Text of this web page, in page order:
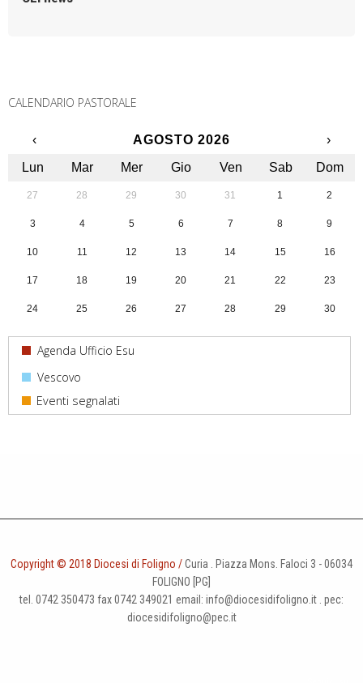
CALENDARIO PASTORALE
‹ AGOSTO 2026
›
Lun
Mar Mer Gio Ven Sab Dom
27 28 29 30 31 1 2
3 4 5 6 7 8 9
10 11 12 13 14 15 16
17 18 19 20 21 22 23
24 25 26 27 28 29 30
31 1 2 3 4 5 6
Agenda Ufficio Esu
Vescovo
Copyright © 2018 Diocesi di Foligno /Curia . Piazza Mons. Faloci 3 - 06034
FOLIGNO [PG]
tel. 0742 350473 fax 0742 349021 email: info@diocesidifoligno.it . pec:
diocesidifoligno@pec.it